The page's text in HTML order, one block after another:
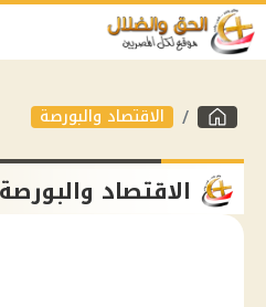
الاقتصاد والبورصة
الاقتصاد والبورصة